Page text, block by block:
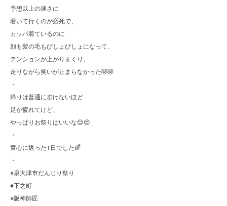
予想以上の速さに
着いて行くのが必死で、
カッパ着ているのに
顔も髪の毛もびしょびしょになって、
テンションが上がりまくり、
走りながら笑いが止まらなかった🤣🤣
・
帰りは普通に歩けないほど
足が疲れてけど、
やっぱりお祭りはいいな😊😊
・
童心に返った1日でした🌈
・
#泉大津市だんじり祭り
#下之町
#阪神師匠